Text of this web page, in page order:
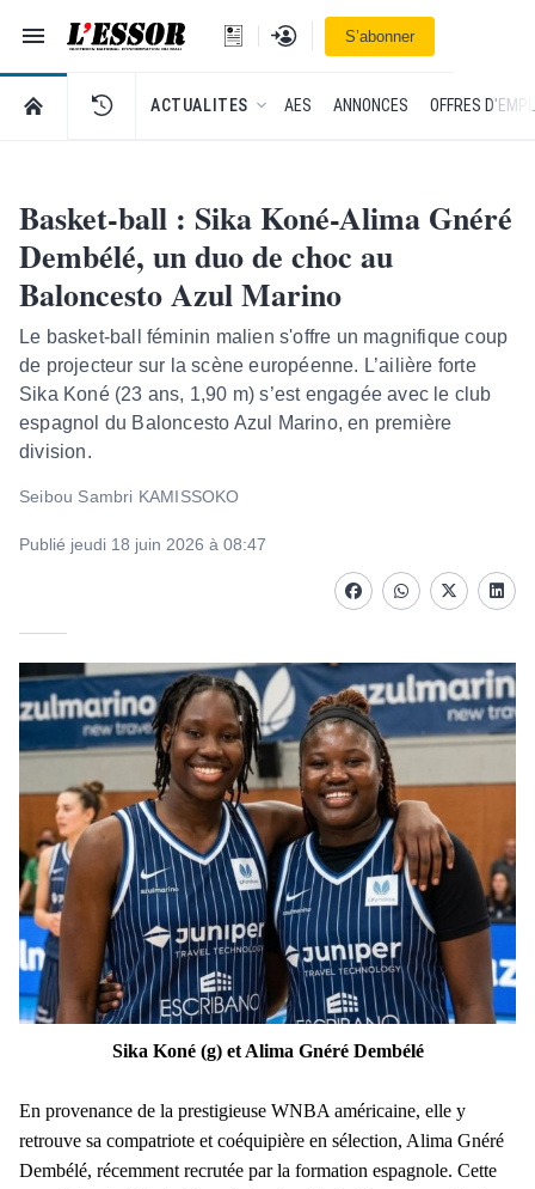
Navigation
L'Essor - retour à la une
Se connecterS’abonner
RETOUR À LA PAGE D’ACCUEIL DE L'ESSOR
ACTUALITES AES ANNONCES OFFRES
Basket-ball : Sika Koné-Alima Gnéré
Dembélé, un duo de choc au
Baloncesto Azul Marino
Le basket-ball féminin malien s'offre un magnifique coup
de projecteur sur la scène européenne. L’ailière forte
Sika Koné (23 ans, 1,90 m) s’est engagée avec le club
espagnol du Baloncesto Azul Marino, en première
division.
Seibou Sambri KAMISSOKO
Publié jeudi 18 juin 2026 à 08:47
FacebookwhatsappTwitter
Sika Koné (g) et Alima Gnéré Dembélé
En provenance de la prestigieuse WNBA américaine, elle y
retrouve sa compatriote et coéquipière en sélection, Alima Gnéré
Dembélé, récemment recrutée par la formation espagnole. Cette